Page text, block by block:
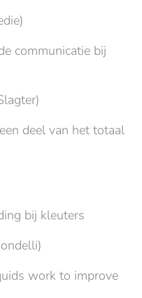
communicatie bij
deel van het totaal
bij kleuters
work to improve